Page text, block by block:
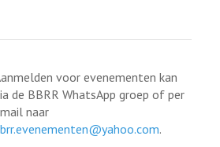
voor evenementen kan
de BBRR WhatsApp groep of per
naar
.